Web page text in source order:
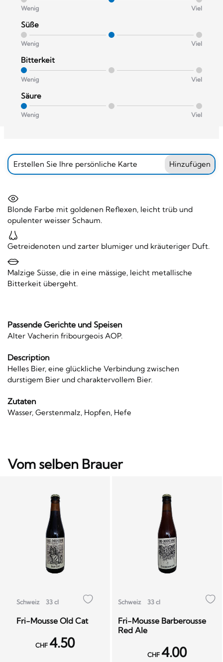
Wenig Viel
Süße
Wenig Viel
Bitterkeit
Wenig Viel
Säure
Wenig Viel
Erstellen Sie Ihre persönliche Karte Hinzufügen
Blonde Farbe mit goldenen Reflexen, leicht trüb und
opulenter weisser Schaum.
Getreidenoten und zarter blumiger und kräuteriger Duft.
Malzige Süsse, die in eine mässige, leicht metallische
Bitterkeit übergeht.
Passende Gerichte und Speisen
Alter Vacherin fribourgeois AOP.
Description
Helles Bier, eine glückliche Verbindung zwischen
durstigem Bier und charaktervollem Bier.
Zutaten
Wasser, Gerstenmalz, Hopfen, Hefe
Vom selben Brauer
Schweiz 33 cl
Fri-Mousse Old Cat
CHF 4.50
Schweiz 33 cl
Fri-Mousse Barberousse
Red Ale
CHF 4.00